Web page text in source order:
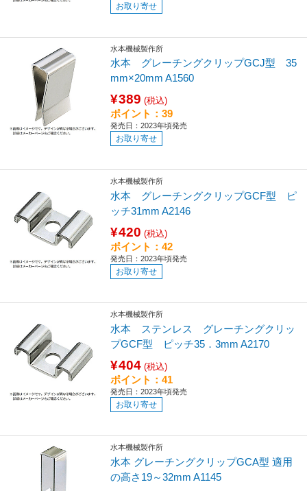
お取り寄せ
水本機械製作所
水本 グレーチングクリップGCJ型 35
mm×20mm A1560
¥389 (税込)
ポイント：39
発売日：2023年頃発売
お取り寄せ
水本機械製作所
水本 グレーチングクリップGCF型 ピ
ッチ31mm A2146
¥420 (税込)
ポイント：42
発売日：2023年頃発売
お取り寄せ
水本機械製作所
水本 ステンレス グレーチングクリッ
プGCF型 ピッチ35．3mm A2170
¥404 (税込)
ポイント：41
発売日：2023年頃発売
お取り寄せ
水本機械製作所
水本 グレーチングクリップGCA型 適用
の高さ19～32mm A1145